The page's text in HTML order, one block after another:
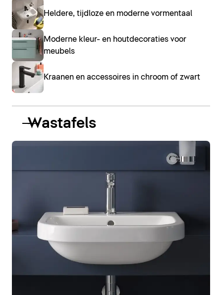
Heldere, tijdloze en moderne vormentaal
Moderne kleur- en houtdecoraties voor
meubels
Kraanen en accessoires in chroom of zwart
Wastafels